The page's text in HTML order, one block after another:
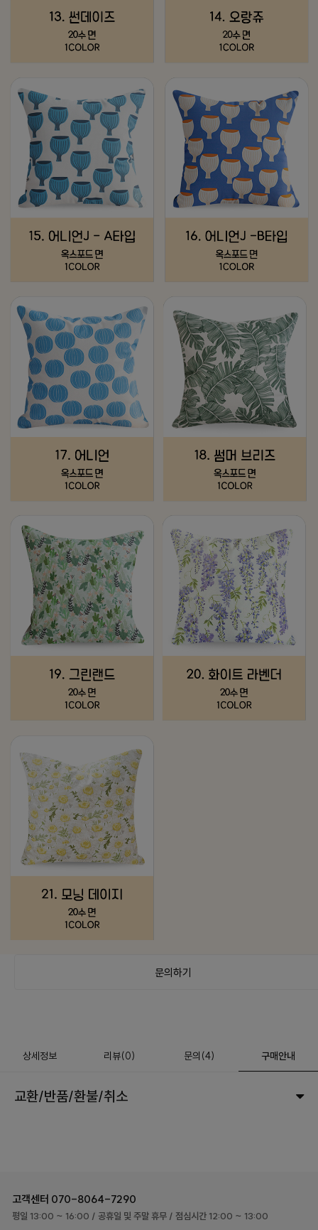
문의하기
상세정보 리뷰(0) 문의 (4) 구매안내
교환/반품/환불/취소
고객센터 070-8064-7290
평일 13:00 ~ 16:00 / 공휴일 및 주말 휴무 / 점심시간 12:00 ~ 13:00